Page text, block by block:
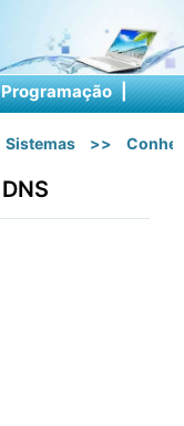
Programação |
Sistemas >>